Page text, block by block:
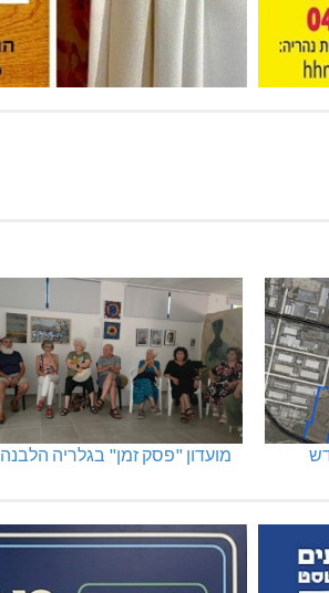
מועדון "פסק זמן" בגלריה הלבנה